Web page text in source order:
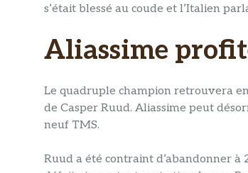
s’était blessé au coude et l’Italien
Aliassime
Le quadruple champion retrouvera
de Casper Ruud. Aliassime peut
neuf TMS.
Ruud a été contraint d’abandonner